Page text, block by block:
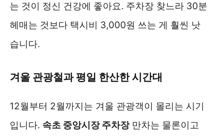
는 것이 정신 건강에 좋아요. 주차장 찾느라 30분
헤매는 것보다 택시비 3,000원 쓰는 게 훨씬 낫
습니다.
겨울 관광철과 평일 한산한 시간대
12월부터 2월까지는 겨울 관광객이 몰리는 시기
입니다. 속초 중앙시장 주차장만차는 물론이고